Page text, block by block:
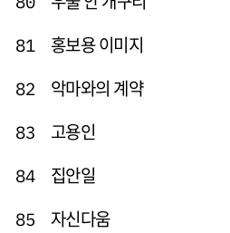
81 홍보용 이미지
82 악마와의 계약
83 고용인
84 집안일
85 자신다움